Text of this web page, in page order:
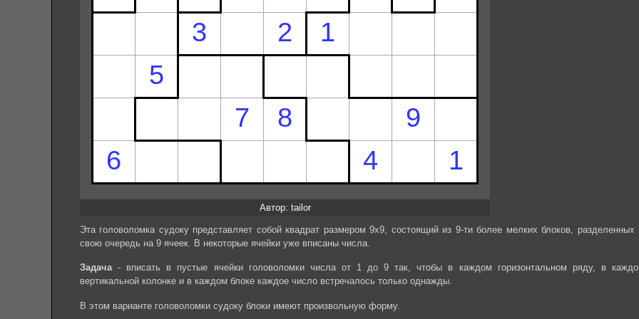
Автор: tailor
Эта головоломка судоку представляет собой квадрат размером 9х9, состоящий из 9-ти более мелких блоков, разделенных
свою очередь на 9 ячеек. В некоторые ячейки уже вписаны числа.
Задача- вписать в пустые ячейки головоломки числа от 1 до 9 так, чтобы в каждом горизонтальном ряду, в
вертикальной колонке и в каждом блоке каждое число встречалось только однажды.
В этом варианте головоломки судоку блоки имеют произвольную форму.